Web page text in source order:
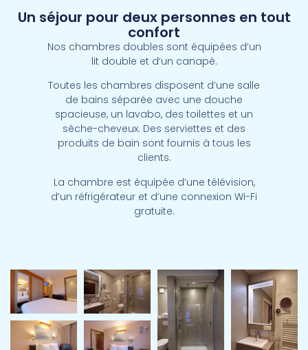
Un séjour pour deux personnes en tout
confort
Nos chambres doubles sont équipées d’un
lit double et d’un canapé.
Toutes les chambres disposent d’une salle
de bains séparée avec une douche
spacieuse, un lavabo, des toilettes et un
sèche-cheveux. Des serviettes et des
produits de bain sont fournis à tous les
clients.
La chambre est équipée d’une télévision,
d’un réfrigérateur et d’une connexion Wi-Fi
gratuite.